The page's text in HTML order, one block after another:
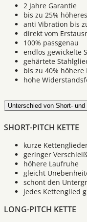
2 Jahre Garantie
bis zu 25%
anti Vibration bis
direkt vom
100% passgenau
endlos gewickelte
gehärtete
bis zu 40% höhere
hohe
Unterschied von Short-
SHORT-PITCH KETTE
kurze
geringer Verschleiß
höhere Laufruhe
gleicht
schont den
jedes Kettenglied
LONG-PITCH KETTE